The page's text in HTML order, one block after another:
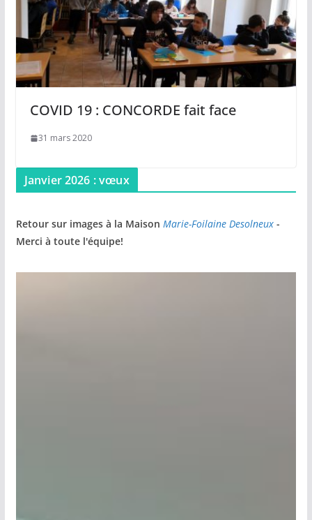
COVID 19 : CONCORDE fait face
31 mars 2020
Janvier 2026 : vœux
Retour sur images à la Maison Marie-Foilaine Desolneux-
Merci à toute l'équipe!